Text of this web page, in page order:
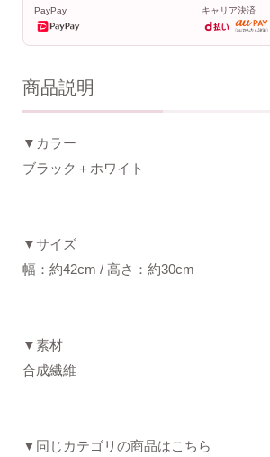
PayPay キャリア決済
商品説明
▼カラー
ブラック＋ホワイト
▼サイズ
幅：約42cm / 高さ：約30cm
▼素材
合成繊維
▼同じカテゴリの商品はこちら